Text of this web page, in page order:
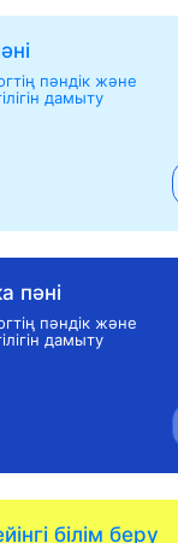
пәндік және
дамыту
пәні
пәндік және
дамыту
білім беру